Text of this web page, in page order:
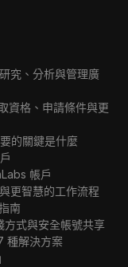
究、分析與管理廣
資格、申請條件與更
的關鍵是什麼
帳戶
更智慧的工作流程
南
式與安全帳號共享
種解決方案